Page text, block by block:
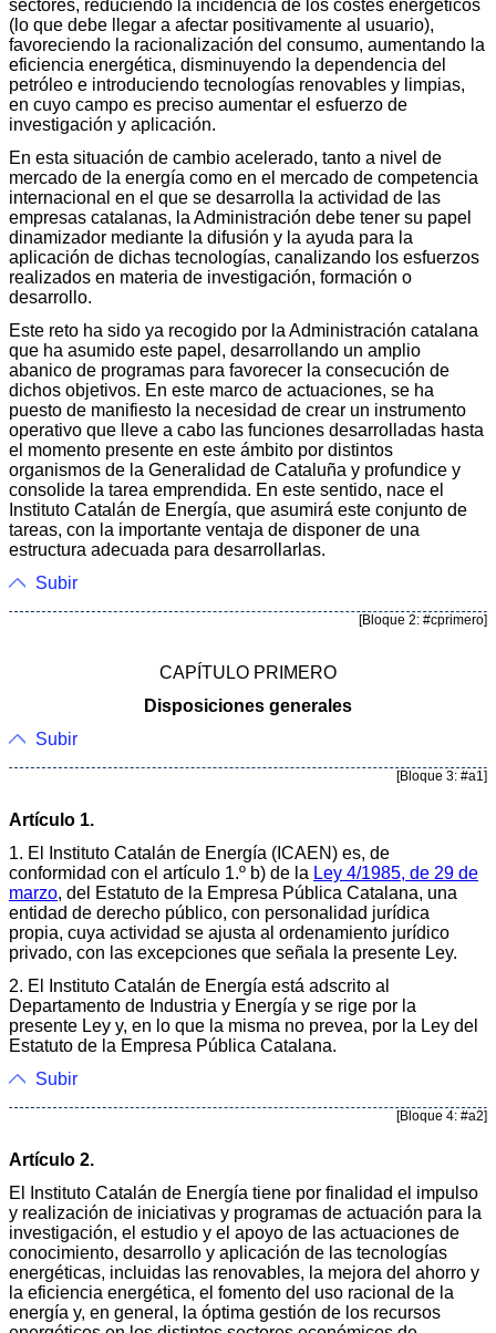
sectores, reduciendo la incidencia de los costes energéticos
(lo que debe llegar a afectar positivamente al usuario),
favoreciendo la racionalización del consumo, aumentando la
eficiencia energética, disminuyendo la dependencia del
petróleo e introduciendo tecnologías renovables y limpias,
en cuyo campo es preciso aumentar el esfuerzo de
investigación y aplicación.
En esta situación de cambio acelerado, tanto a nivel de
mercado de la energía como en el mercado de competencia
internacional en el que se desarrolla la actividad de las
empresas catalanas, la Administración debe tener su papel
dinamizador mediante la difusión y la ayuda para la
aplicación de dichas tecnologías, canalizando los esfuerzos
realizados en materia de investigación, formación o
desarrollo.
Este reto ha sido ya recogido por la Administración catalana
que ha asumido este papel, desarrollando un amplio
abanico de programas para favorecer la consecución de
dichos objetivos. En este marco de actuaciones, se ha
puesto de manifiesto la necesidad de crear un instrumento
operativo que lleve a cabo las funciones desarrolladas hasta
el momento presente en este ámbito por distintos
organismos de la Generalidad de Cataluña y profundice y
consolide la tarea emprendida. En este sentido, nace el
Instituto Catalán de Energía, que asumirá este conjunto de
tareas, con la importante ventaja de disponer de una
estructura adecuada para desarrollarlas.
Subir
[Bloque 2: #cprimero]
CAPÍTULO PRIMERO
Disposiciones generales
Subir
[Bloque 3: #a1]
Artículo 1.
1. El Instituto Catalán de Energía (ICAEN) es, de
conformidad con el artículo 1.º b) de la Ley 4/1985, de 29 de
marzo, del Estatuto de la Empresa Pública Catalana, una
entidad de derecho público, con personalidad jurídica
propia, cuya actividad se ajusta al ordenamiento jurídico
privado, con las excepciones que señala la presente Ley.
2. El Instituto Catalán de Energía está adscrito al
Departamento de Industria y Energía y se rige por la
presente Ley y, en lo que la misma no prevea, por la Ley del
Estatuto de la Empresa Pública Catalana.
Subir
[Bloque 4: #a2]
Artículo 2.
El Instituto Catalán de Energía tiene por finalidad el impulso
y realización de iniciativas y programas de actuación para la
investigación, el estudio y el apoyo de las actuaciones de
conocimiento, desarrollo y aplicación de las tecnologías
energéticas, incluidas las renovables, la mejora del ahorro y
la eficiencia energética, el fomento del uso racional de la
energía y, en general, la óptima gestión de los recursos